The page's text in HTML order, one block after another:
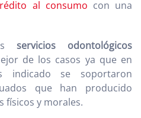
al consumo con una
servicios odontológicos
de los casos ya que en
indicado se soportaron
que han producido
físicos y morales.